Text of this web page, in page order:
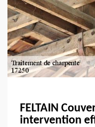
FELTAIN
intervention